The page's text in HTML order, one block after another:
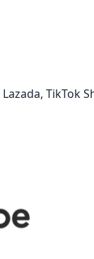
TikTok